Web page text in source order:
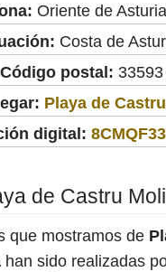
Oriente de
Costa de
Código postal: 33593
Playa de
digital:
de Castru
que mostramos de
han sido realizadas